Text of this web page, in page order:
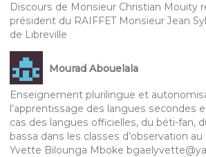
Discours de Monsieur Christian Mouity
président du RAIFFET Monsieur Jean
de Libreville
Mourad Abouelala
Enseignement plurilingue et
l’apprentissage des langues secondes
cas des langues officielles, du béti-fan,
bassa dans les classes d’observation
Yvette Bilounga Mboke